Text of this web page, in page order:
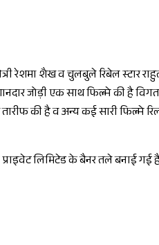
रेशमा शैख व चुलबुले रिबेल
जोड़ी एक साथ फिल्मे की है
की है व अन्य कई सारी फिल्मे
लिमिटेड के बैनर तले बनाई गई